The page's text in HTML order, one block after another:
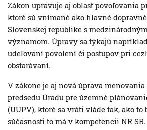
Zákon upravuje aj oblasť povoľovania
ktoré sú vnímané ako hlavné
Slovenskej republike s
významom. Úpravy sa týkajú
udeľovaní povolení či postupov pri
obstarávaní.
V zákone je aj nová úprava
predsedu Úradu pre územné
(UUPV), ktoré sa vráti vláde tak, ako
súčasnosti to má v kompetencii NR SR.